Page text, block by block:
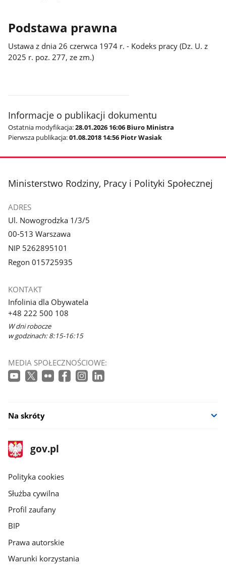
Podstawa prawna
Ustawa z dnia 26 czerwca 1974 r. - Kodeks pracy (Dz. U. z
2025 r. poz. 277, ze zm.)
Informacje o publikacji dokumentu
Ostatnia modyfikacja:28.01.2026 16:06 Biuro Ministra
Pierwsza publikacja:01.08.2018 14:56 Piotr Wasiak
stopka
Ministerstwo Rodziny, Pracy i Polityki Społecznej
ADRES
Ul. Nowogrodzka 1/3/5
00-513 Warszawa
NIP 5262895101
Regon 015725935
KONTAKT
Infolinia dla Obywatela
+48 222 500 108
W dni robocze
w godzinach: 8:15-16:15
MEDIA SPOŁECZNOŚCIOWE:
Na skróty
stopka
gov.pl
Strona
gov.pl
gov.pl
Polityka cookies
Służba cywilna
Profil zaufany
BIP
Prawa autorskie
Warunki korzystania